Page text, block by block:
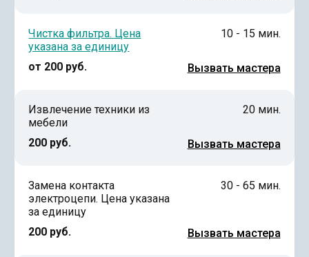
Чистка фильтра. Цена
указана за единицу
от 200 руб.
10 - 15 мин.
Вызвать мастера
Извлечение техники из
мебели
200 руб.
20 мин.
Вызвать мастера
Замена контакта
электроцепи. Цена указана
за единицу
200 руб.
30 - 65 мин.
Вызвать мастера